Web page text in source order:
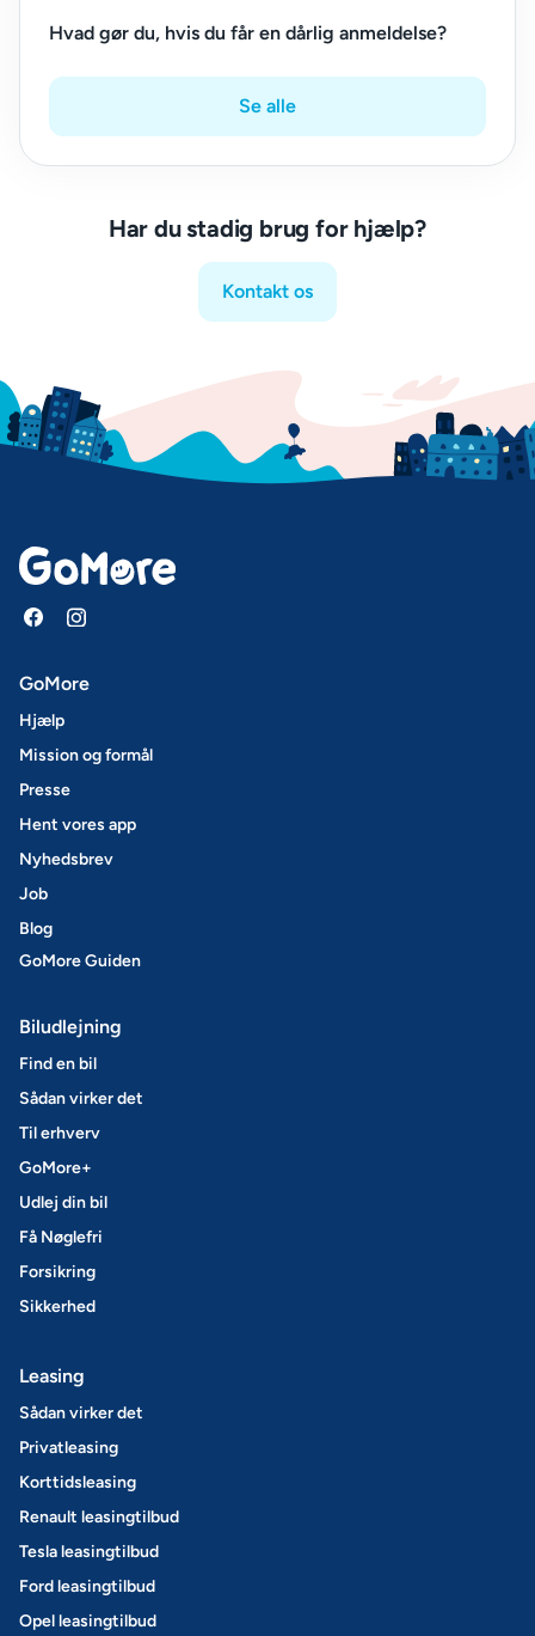
Hvad gør du, hvis du får en dårlig anmeldelse?
Se alle
Har du stadig brug for hjælp?
Kontakt os
GoMore
Hjælp
Mission og formål
Presse
Hent vores app
Nyhedsbrev
Job
Blog
GoMore Guiden
Biludlejning
Find en bil
Sådan virker det
Til erhverv
GoMore+
Udlej din bil
Få Nøglefri
Forsikring
Sikkerhed
Leasing
Sådan virker det
Privatleasing
Korttidsleasing
Renault leasingtilbud
Tesla leasingtilbud
Ford leasingtilbud
Opel leasingtilbud